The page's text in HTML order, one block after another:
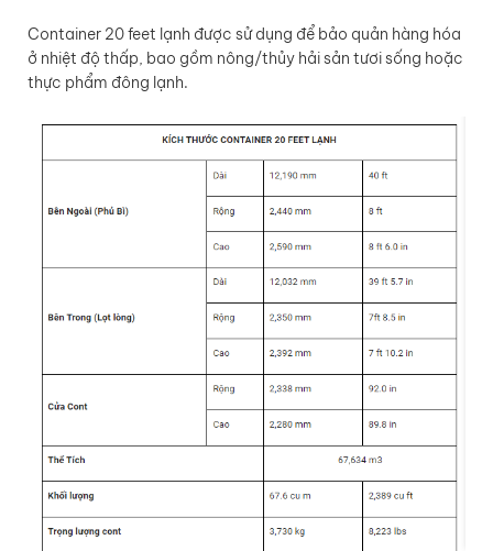
Container 20 feet lạnh được sử dụng để bảo quản hàng hóa
ở nhiệt độ thấp, bao gồm nông/thủy hải sản tươi sống hoặc
thực phẩm đông lạnh.